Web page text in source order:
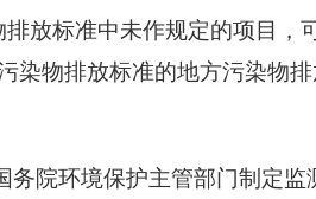
放标准中未作规定的项目
染物排放标准的地方污染物
院环境保护主管部门制定